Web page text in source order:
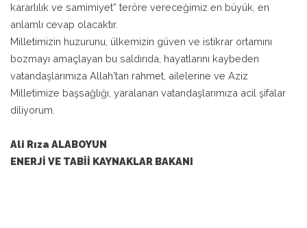
kararlılık ve samimiyet” teröre vereceğimiz en büyük, en
anlamlı cevap olacaktır.
Milletimizin huzurunu, ülkemizin güven ve istikrar ortamını
bozmayı amaçlayan bu saldırıda, hayatlarını kaybeden
vatandaşlarımıza Allah'tan rahmet, ailelerine ve Aziz
Milletimize başsağlığı, yaralanan vatandaşlarımıza acil şifalar
diliyorum.
Ali Rıza ALABOYUN
ENERJİ VE TABİİ KAYNAKLAR BAKANI